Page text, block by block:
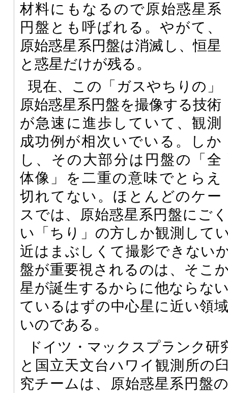
材料にもなるので原始惑星系
円盤とも呼ばれる。やがて、
原始惑星系円盤は消滅し、恒星
と惑星だけが残る。
現在、この「ガスやちりの」
原始惑星系円盤を撮像する技術
が急速に進歩していて、観測
成功例が相次いでいる。しか
し、その大部分は円盤の「全
体像」を二重の意味でとらえ
切れてない。ほとんどのケー
スでは、原始惑星系円盤にご
い「ちり」の方しか観測して
近はまぶしくて撮影できない
盤が重要視されるのは、そこ
星が誕生するからに他ならな
ているはずの中心星に近い領
いのである。
ドイツ・マックスプランク研
と国立天文台ハワイ観測所の
究チームは、原始惑星系円盤